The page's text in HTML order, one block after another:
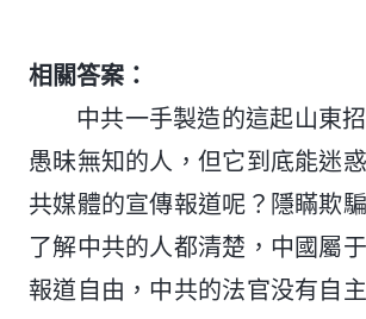
相關答案：
中共一手製造的這起山東
愚昧無知的人，但它到底能迷
共媒體的宣傳報道呢？隱瞞欺
了解中共的人都清楚，中國屬
報道自由，中共的法官没有自